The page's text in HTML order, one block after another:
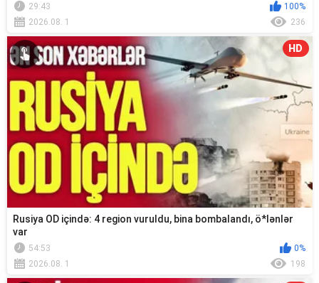
29:43
100%
2026.08. 1
236
HD
Rusiya OD içində: 4 region vuruldu, bina bombalandı, ö*lənlər
var
54:53
0%
2026.08. 1
198